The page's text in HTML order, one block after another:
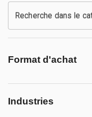
Format d'achat
Industries